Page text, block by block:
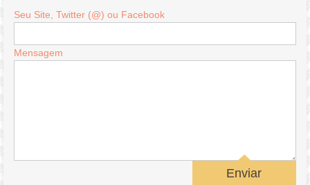
Seu Site, Twitter (@) ou Facebook
Mensagem
Enviar